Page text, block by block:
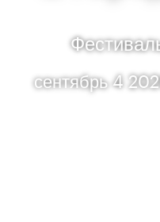
сентябрь 4